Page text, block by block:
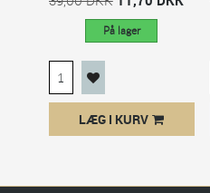
På lager
LÆG I KURV